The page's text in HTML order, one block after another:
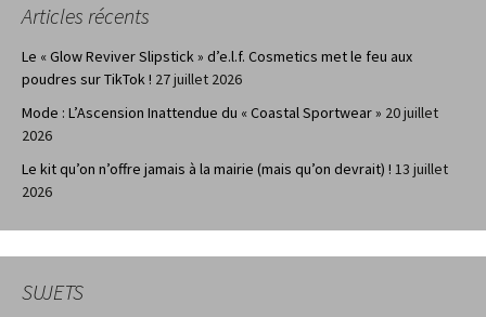
Articles récents
Le « Glow Reviver Slipstick » d’e.l.f. Cosmetics met le feu aux
poudres sur TikTok ! 27 juillet 2026
Mode : L’Ascension Inattendue du « Coastal Sportwear » 20 juillet
2026
Le kit qu’on n’offre jamais à la mairie (mais qu’on devrait) ! 13 juillet
2026
SUJETS